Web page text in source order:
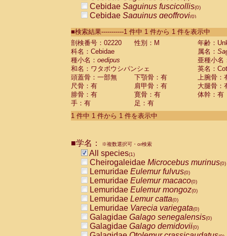
Cebidae Saguinus fuscicollis(0)
Cebidae Saguinus geoffroyi(0)
CebidaeSaguinus labiatus(0)
Cebidae Saguinus leucopus (0)
Cebidae
Cebidae
CebidaeSaguinus nigricollis (0)
Cebidae Saguinus oedipus
Cebidae Saguinus weddelli
Cebidae Saguinusspp.
Cebidae Aotus trivirgatus
Cebidae Cebus albifrons
CebidaeCebus nigrivittatus
CebidaeCebus
CebidaeSaimiri boliviensis(0)
CebidaeSaimiri sciureus(0)
AtelidaeAlouatta caraya(0)
AtelidaeAlouatta fusca(0)
AtelidaeAlouatta seniculus
AtelidaeAlouattaspp.(0)
AtelidaeAteles belzebuth(0)
AtelidaeAteles geoffroyi(0)
AtelidaeAteles paniscus
■検索結果-----------1 件中 1 件から 1 件を表示中
剖検番号：02220
性別：M
年齢：
科名：Cebidae
属名：
種小名： oedipus
亜種小名
和名：ワタボウシパンシェ
英名：
頭蓋骨：一部無
下顎骨：有
上腕骨：
尺骨：有
肩甲骨：有
大腿骨：
腓骨：有
寛骨：有
体幹：有
手：有
足：有
1 件中 1 件から 1 件を表示中
■学名： ※複数選択可・or検索
All species(1)
Cheirogaleidae Microcebus murinus(0)
Lemuridae Eulemur fulvus(0)
Lemuridae Eulemur macaco(0)
Lemuridae Eulemur mongoz(0)
Lemuridae Lemur catta(0)
Lemuridae Varecia variegata(0)
Galagidae Galago senegalensis(0)
Galagidae Galago demidovii(0)